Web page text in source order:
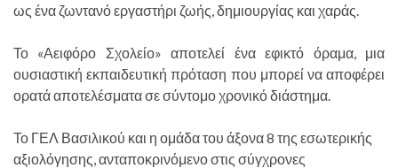
ως ένα ζωντανό εργαστήρι ζωής, δημιουργίας και χαράς.
Το «Αειφόρο Σχολείο» αποτελεί ένα εφικτό όραμα, μια
ουσιαστική εκπαιδευτική πρόταση που μπορεί να αποφέρει
ορατά αποτελέσματα σε σύντομο χρονικό διάστημα.
Το ΓΕΛ Βασιλικού και η ομάδα του άξονα 8 της εσωτερικής
αξιολόγησης, ανταποκρινόμενο στις σύγχρονες